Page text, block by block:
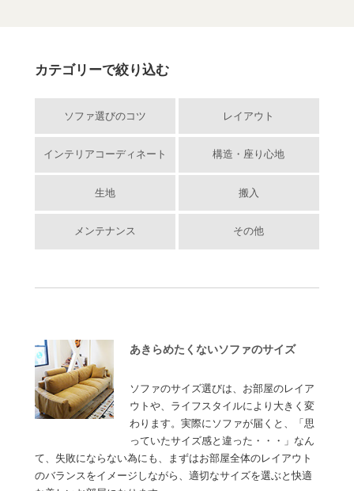
カテゴリーで絞り込む
ソファ選びのコツ レイアウト
インテリアコーディネート 構造・座り心地
生地 搬入
メンテナンス その他
あきらめたくないソファのサイズ
ソファのサイズ選びは、お部屋のレイア
ウトや、ライフスタイルにより大きく変
わります。実際にソファが届くと、「思
っていたサイズ感と違った・・・」なん
て、失敗にならない為にも、まずはお部屋全体のレイアウト
のバランスをイメージしながら、適切なサイズを選ぶと快適